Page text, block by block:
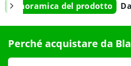
Panoramica del prodotto
Perché acquistare da